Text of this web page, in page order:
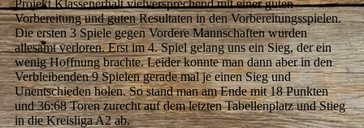
Projekt Klassenerhalt vielversprechend mit einer guten
Vorbereitung und guten Resultaten in den Vorbereitungsspielen.
Die ersten 3 Spiele gegen Vordere Mannschaften wurden
allesamt verloren. Erst im 4. Spiel gelang uns ein Sieg, der ein
wenig Hoffnung brachte. Leider konnte man dann aber in den
Verbleibenden 9 Spielen gerade mal je einen Sieg und
Unentschieden holen. So stand man am Ende mit 18 Punkten
und 36:68 Toren zurecht auf dem letzten Tabellenplatz und Stieg
in die Kreisliga A2 ab.